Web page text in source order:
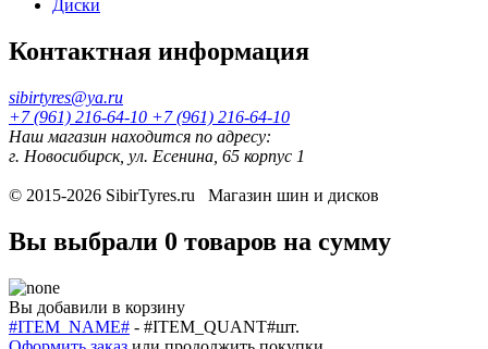
Диски
Контактная информация
sibirtyres@ya.ru
+7 (961) 216-64-10 +7 (961) 216-64-10
Наш магазин находится по адресу:
г. Новосибирск, ул. Есенина, 65 корпус 1
© 2015-2026 SibirTyres.ru Магазин шин и дисков
Вы выбрали 0 товаров на сумму
Вы добавили в корзину
#ITEM_NAME# - #ITEM_QUANT#шт.